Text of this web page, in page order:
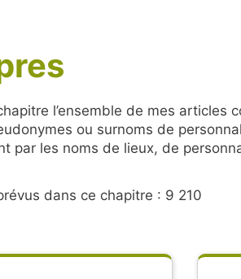
l’ensemble de mes articles
ou surnoms de
par les noms de lieux, de
dans ce chapitre : 9 210